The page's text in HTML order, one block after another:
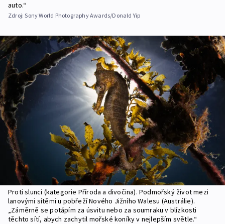
auto.“
Zdroj:Sony World Photography Awards/Donald Yip
Proti slunci (kategorie Příroda a divočina). Podmořský život mezi
lanovými sítěmi u pobřeží Nového Jižního Walesu (Austrálie).
„Záměrně se potápím za úsvitu nebo za soumraku v blízkosti
těchto sítí, abych zachytil mořské koníky v nejlepším světle.“